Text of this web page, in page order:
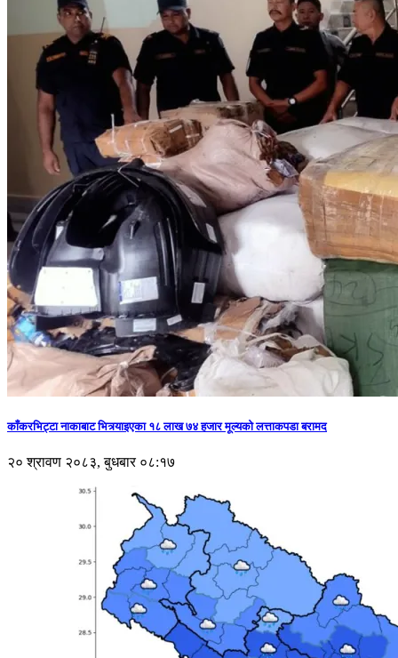
काँकरभिट्टा नाकाबाट भित्र्याइएका १८ लाख ७४ हजार मूल्यकाे लत्ताकपडा बरामद
२० श्रावण २०८३, बुधबार ०८:१७